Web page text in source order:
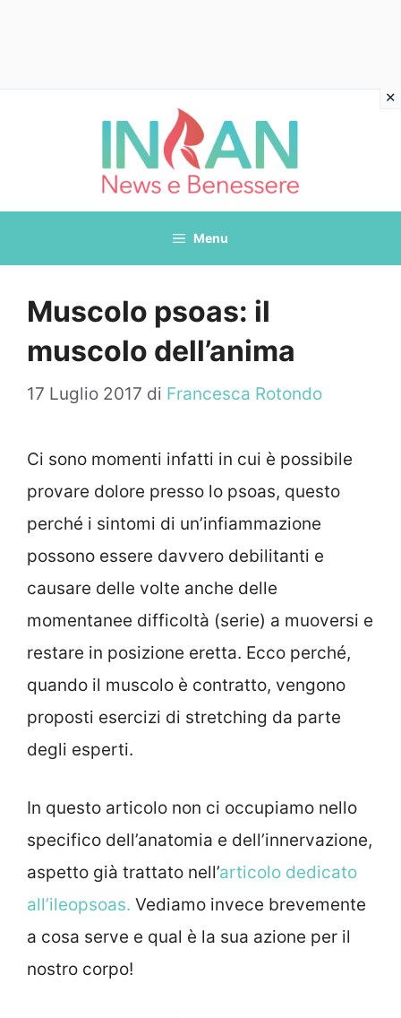
Menu
Muscolo psoas: il
muscolo dell’anima
17 Luglio 2017 di Francesca Rotondo
Ci sono momenti infatti in cui è possibile
provare dolore presso lo psoas, questo
perché i sintomi di un’infiammazione
possono essere davvero debilitanti e
causare delle volte anche delle
momentanee difficoltà (serie) a muoversi e
restare in posizione eretta. Ecco perché,
quando il muscolo è contratto, vengono
proposti esercizi di stretching da parte
degli esperti.
In questo articolo non ci occupiamo nello
specifico dell’anatomia e dell’innervazione,
aspetto già trattato nell’articolo dedicato
all’ileopsoas. Vediamo invece brevemente
a cosa serve e qual è la sua azione per il
nostro corpo!